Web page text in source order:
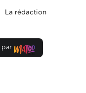
La rédaction
par